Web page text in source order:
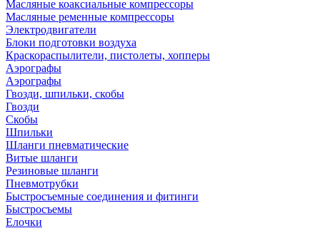
Масляные коаксиальные компрессоры
Масляные ременные компрессоры
Электродвигатели
Блоки подготовки воздуха
Краскораспылители, пистолеты, хопперы
Аэрографы
Аэрографы
Гвозди, шпильки, скобы
Гвозди
Скобы
Шпильки
Шланги пневматические
Витые шланги
Резиновые шланги
Пневмотрубки
Быстросъемные соединения и фитинги
Быстросъемы
Елочки